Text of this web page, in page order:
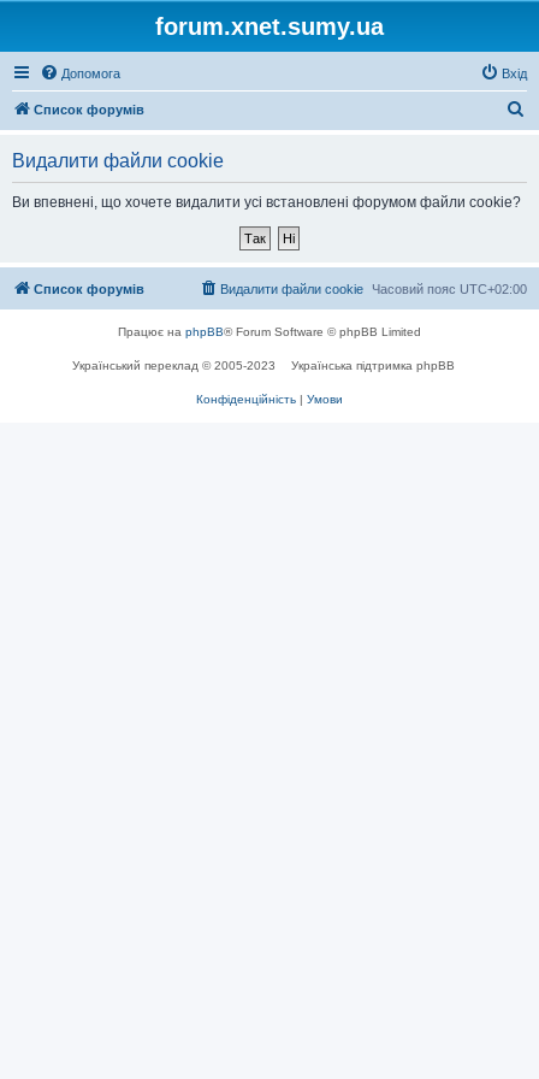
forum.xnet.sumy.ua
Допомога Вхід
Список форумів
Видалити файли cookie
Ви впевнені, що хочете видалити усі встановлені форумом файли cookie?
Список форумів Часовий пояс UTC+02:00
Видалити файли cookie
Працює на phpBB® Forum Software © phpBB Limited
Український переклад © 2005-2023 Українська підтримка phpBB
Конфіденційність | Умови